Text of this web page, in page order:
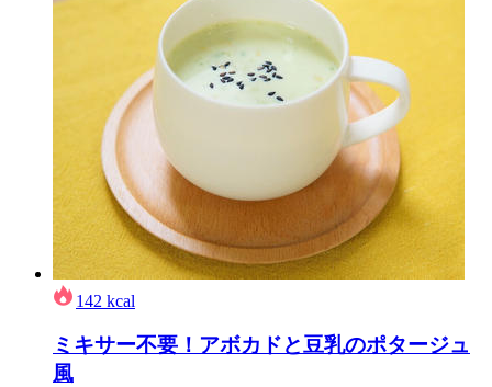
142 kcal
ミキサー不要！アボカドと豆乳のポタージュ
風